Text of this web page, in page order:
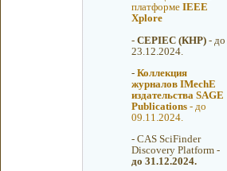
платформе IEEE
Xplore
- CEPIEC (КНР)- до
23.12.2024.
- Коллекция
журналов IMechE
издательства SAGE
Publications- до
09.11.2024.
- CAS SciFinder
Discovery Platform -
до 31.12.2024.